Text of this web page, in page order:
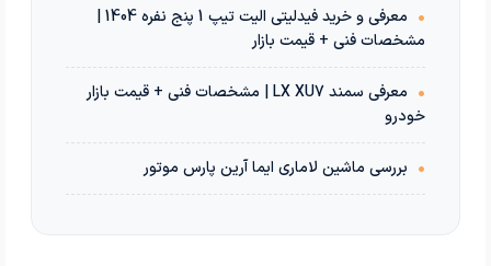
•
معرفی و خرید فیدلیتی الیت تیپ 1 پنج نفره 1404 |
مشخصات فنی + قیمت بازار
•
معرفی سمند LX XU7 | مشخصات فنی + قیمت بازار
خودرو
• بررسی ماشین لاماری ایما آرین پارس موتور